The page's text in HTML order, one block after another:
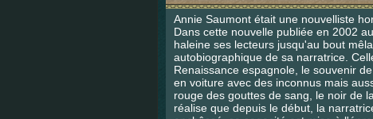
Annie Saumont était une nouvelliste
Dans cette nouvelle publiée en 2002
haleine ses lecteurs jusqu'au bout
autobiographique de sa narratrice.
Renaissance espagnole, le souvenir
en voiture avec des inconnus mais
rouge des gouttes de sang, le noir de
réalise que depuis le début, la